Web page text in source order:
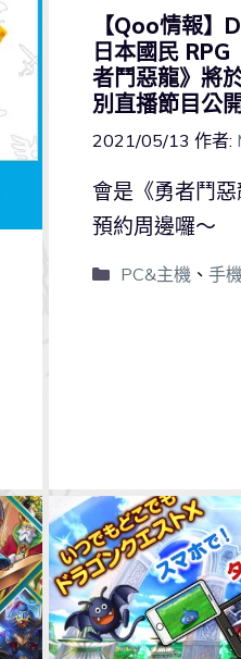
【Qoo情報】
日本國民
者鬥惡龍》將
別直播節目公
2021/05/13 作者:
會是《勇者鬥
預約周邊囉～
PC&主機 、 手